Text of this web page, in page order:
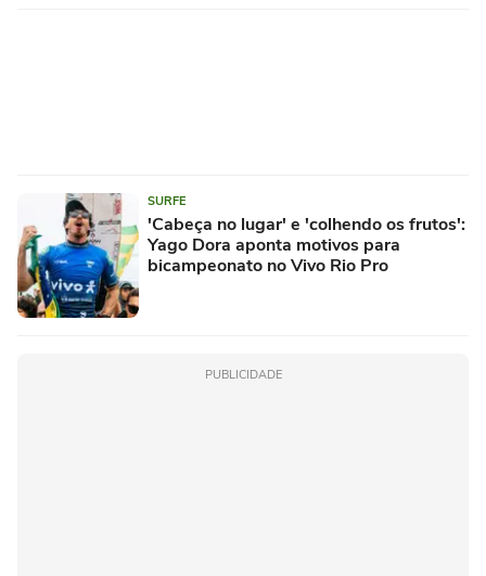
SURFE
'Cabeça no lugar' e 'colhendo os frutos':
Yago Dora aponta motivos para
bicampeonato no Vivo Rio Pro
PUBLICIDADE